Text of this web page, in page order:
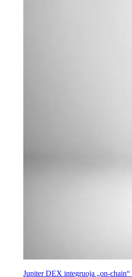
Jupiter DEX integruoja „on-